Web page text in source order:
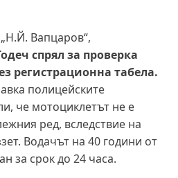
Вапцаров“,
спрял за проверка
регистрационна табела.
полицейските
че мотоциклетът не е
ред, вследствие на
Водачът на 40 години от
за срок до 24 часа.